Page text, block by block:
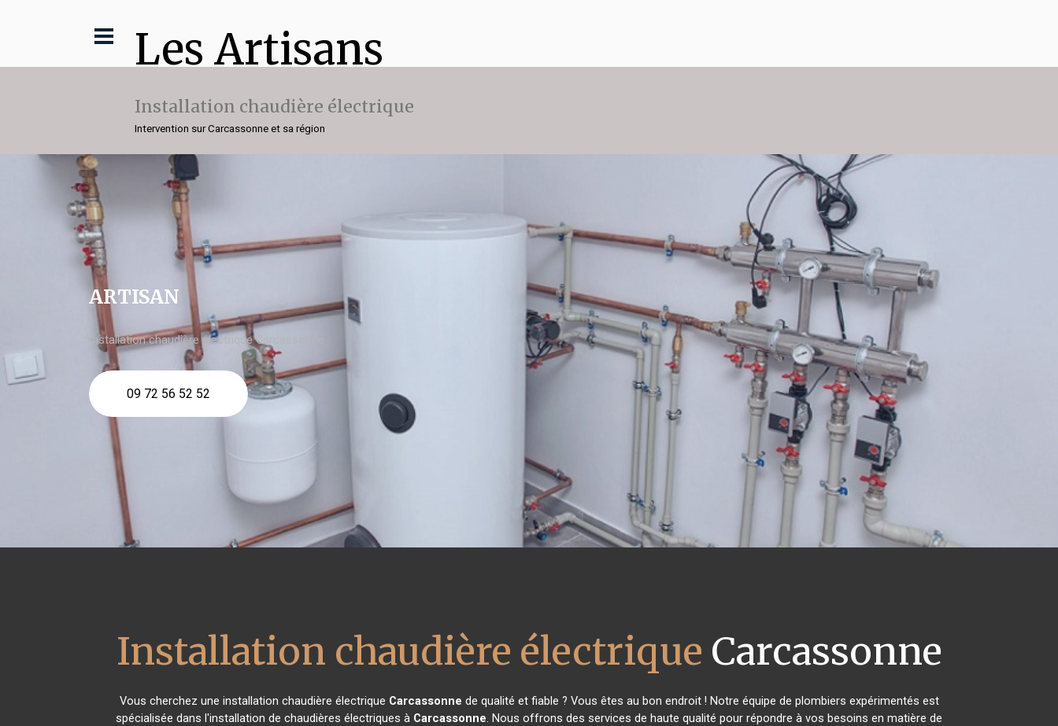
Les Artisans
Installation chaudière électrique
Intervention sur Carcassonne et sa région
ARTISAN
Installation chaudière électrique Carcassonne
09 72 56 52 52
Installation chaudière électrique Carcassonne
Vous cherchez une installation chaudière électrique Carcassonne de qualité et fiable ? Vous êtes au bon endroit ! Notre équipe de plombiers expérimentés est
spécialisée dans l'installation de chaudières électriques à Carcassonne. Nous offrons des services de haute qualité pour répondre à vos besoins en matière de